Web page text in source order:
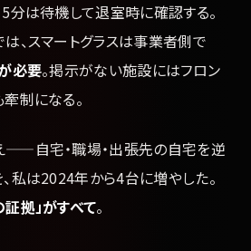
分は待機して退室時に確認する。
、スマートグラスは事業者側で
必要。掲示がない施設にはフロン
制になる。
——自宅・職場・出張先の自宅を逆
私は2024年から4台に増やした。
拠」がすべて。